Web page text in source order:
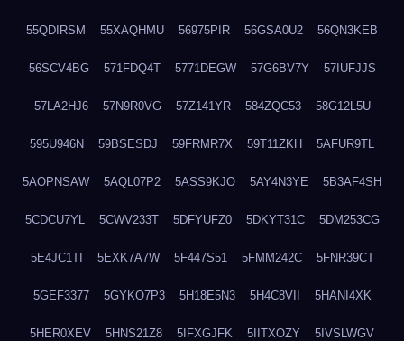
55QDIRSM 55XAQHMU 56975PIR 56GSA0U2 56QN3KEB
56SCV4BG 571FDQ4T 5771DEGW 57G6BV7Y 57IUFJJS
57LA2HJ6 57N9R0VG 57Z141YR 584ZQC53 58G12L5U
595U946N 59BSESDJ 59FRMR7X 59T11ZKH 5AFUR9TL
5AOPNSAW 5AQL07P2 5ASS9KJO 5AY4N3YE 5B3AF4SH
5CDCU7YL 5CWV233T 5DFYUFZ0 5DKYT31C 5DM253CG
5E4JC1TI 5EXK7A7W 5F447S51 5FMM242C 5FNR39CT
5GEF3377 5GYKO7P3 5H18E5N3 5H4C8VII 5HANI4XK
5HER0XEV 5HNS21Z8 5IFXGJFK 5IITXOZY 5IVSLWGV